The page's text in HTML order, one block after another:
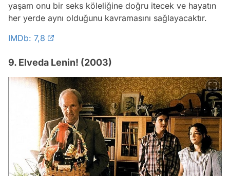
yaşam onu bir seks köleliğine doğru itecek ve hayatın
her yerde aynı olduğunu kavramasını sağlayacaktır.
IMDb: 7,8
9. Elveda Lenin! (2003)